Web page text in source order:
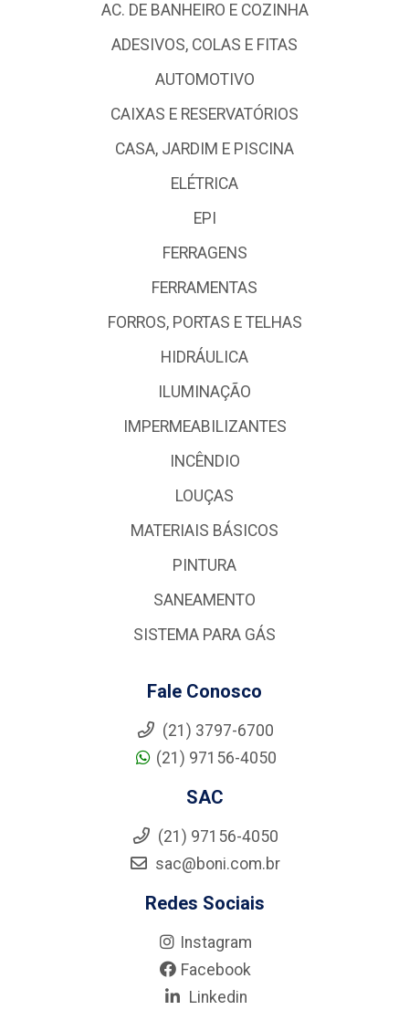
AC. DE BANHEIRO E COZINHA
ADESIVOS, COLAS E FITAS
AUTOMOTIVO
CAIXAS E RESERVATÓRIOS
CASA, JARDIM E PISCINA
ELÉTRICA
EPI
FERRAGENS
FERRAMENTAS
FORROS, PORTAS E TELHAS
HIDRÁULICA
ILUMINAÇÃO
IMPERMEABILIZANTES
INCÊNDIO
LOUÇAS
MATERIAIS BÁSICOS
PINTURA
SANEAMENTO
SISTEMA PARA GÁS
Fale Conosco
(21) 3797-6700
(21) 97156-4050
SAC
(21) 97156-4050
sac@boni.com.br
Redes Sociais
Instagram
Facebook
Linkedin